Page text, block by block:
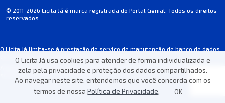
O Licita Já usa cookies para atender de forma individualizada e
zela pela privacidade e proteção dos dados compartilhados.
Ao navegar neste site, entendemos que você concorda com os
termos de nossaPolítica de Privacidade. OK
O Licita Já limita-se à prestação de serviço de manutenção de banco de dados
de licitações, não participando dos processos.
Algumas informações podem apresentar incorreções involuntárias. Consulte
sempre o edital de cada licitação.
© 2011-2026 Licita Já é marca registrada do Portal Genial. Todos os direitos
reservados.